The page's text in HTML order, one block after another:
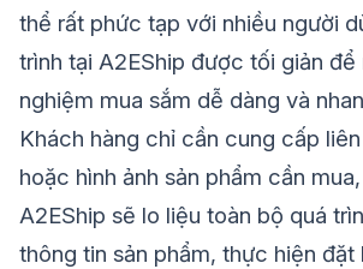
thể rất phức tạp với nhiều người
trình tại A2EShip được tối giản để
nghiệm mua sắm dễ dàng và
Khách hàng chỉ cần cung cấp
hoặc hình ảnh sản phẩm cần
A2EShip sẽ lo liệu toàn bộ quá
thông tin sản phẩm, thực hiện